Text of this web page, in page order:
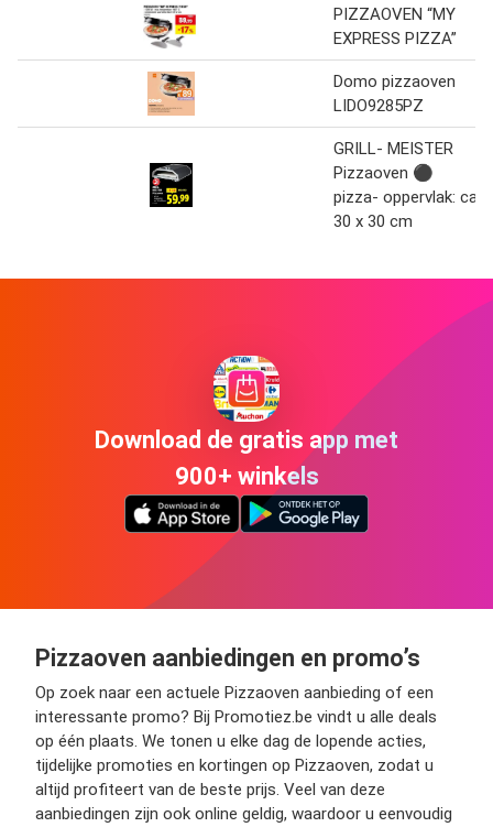
PIZZAOVEN “MY
EXPRESS PIZZA”
Domo pizzaoven
LIDO9285PZ
GRILL- MEISTER
Pizzaoven ⚫
pizza- oppervlak: ca.
30 x 30 cm
Download de gratis app met
900+ winkels
Pizzaoven aanbiedingen en promo’s
Op zoek naar een actuele Pizzaoven aanbieding of een
interessante promo? Bij Promotiez.be vindt u alle deals
op één plaats. We tonen u elke dag de lopende acties,
tijdelijke promoties en kortingen op Pizzaoven, zodat u
altijd profiteert van de beste prijs. Veel van deze
aanbiedingen zijn ook online geldig, waardoor u eenvoudig